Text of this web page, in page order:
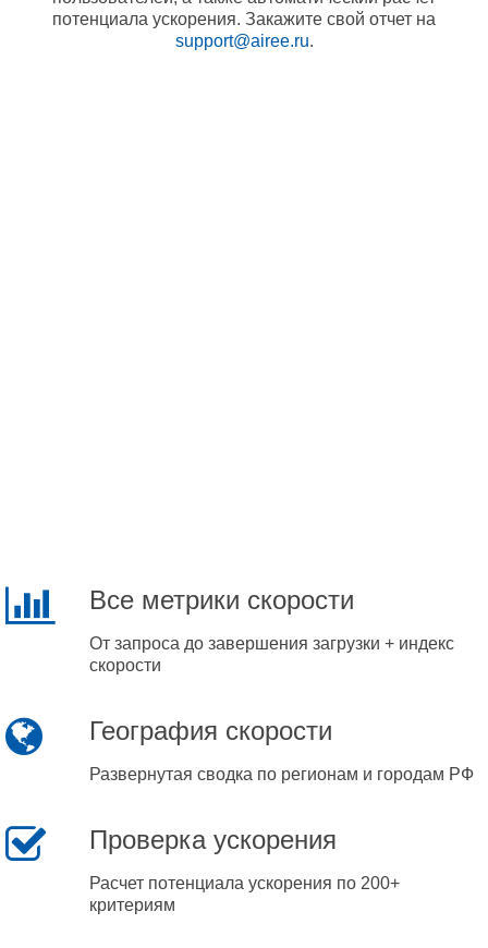
потенциала ускорения. Закажите свой отчет на
support@airee.ru.
Все метрики скорости
От запроса до завершения загрузки + индекс
скорости
География скорости
Развернутая сводка по регионам и городам РФ
Проверка ускорения
Расчет потенциала ускорения по 200+
критериям